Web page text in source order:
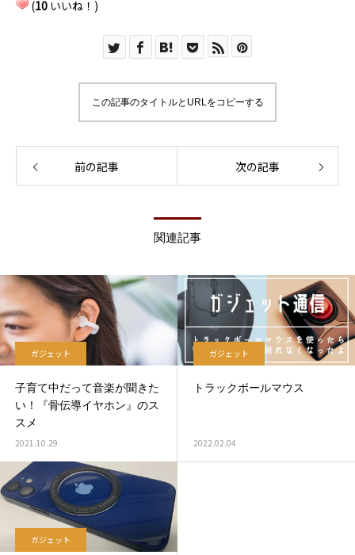
(10 いいね！)
この記事のタイトルとURLをコピーする
前の記事 次の記事
関連記事
ガジェット
子育て中だって音楽が聞きた
い！『骨伝導イヤホン』のス
スメ
2021.10.29
ガジェット
トラックボールマウス
2022.02.04
ガジェット